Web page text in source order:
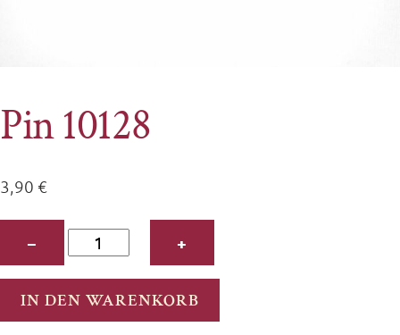
Pin 10128
3,90 €
−
Pin
10128
Menge
+
IN DEN WARENKORB